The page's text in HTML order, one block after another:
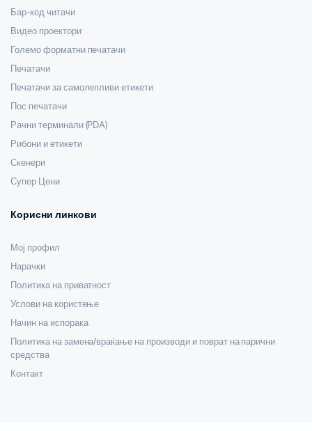
Бар-код читачи
Видео проектори
Големо форматни печатачи
Печатачи
Печатачи за самолепливи етикети
Пос печатачи
Рачни терминали (PDA)
Рибони и етикети
Скенери
Супер Цени
Корисни линкови
Мој профил
Нарачки
Политика на приватност
Услови на користење
Начин на испорака
Политика на замена/враќање на производи и поврат на парични
средства
Контакт